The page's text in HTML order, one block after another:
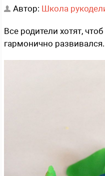
Автор: Школа
Все родители хотят,
гармонично развивался.